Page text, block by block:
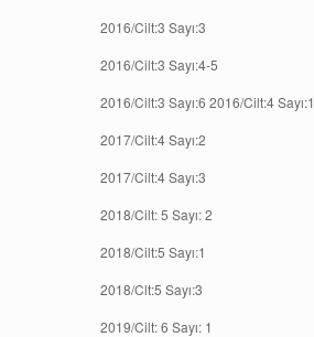
2016/Cilt:3 Sayı:3
2016/Cilt:3 Sayı:4-5
2016/Cilt:3 Sayı:6 2016/Cilt:4 Sayı:1
2017/Cilt:4 Sayı:2
2017/Cilt:4 Sayı:3
2018/Cilt: 5 Sayı: 2
2018/Cilt:5 Sayı:1
2018/Clt:5 Sayı:3
2019/Cilt: 6 Sayı: 1